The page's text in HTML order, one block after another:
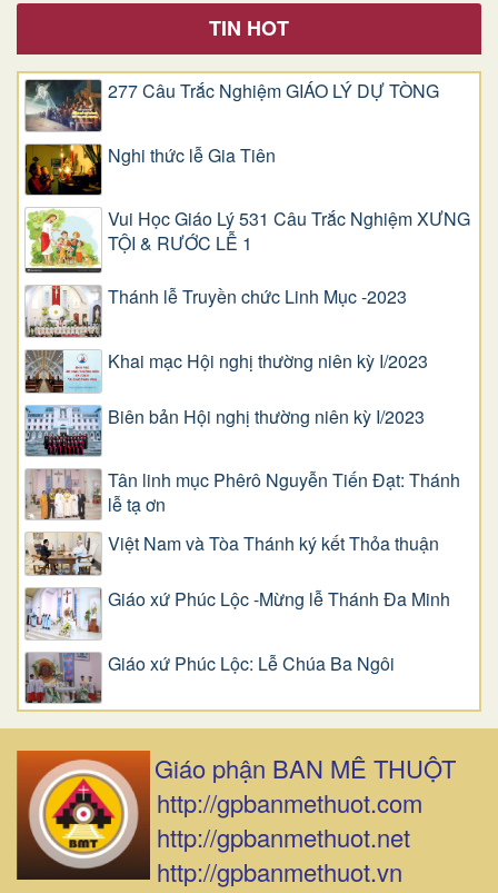
TIN HOT
277 Câu Trắc Nghiệm GIÁO LÝ DỰ TÒNG
Nghi thức lễ Gia Tiên
Vui Học Giáo Lý 531 Câu Trắc Nghiệm XƯNG
TỘI & RƯỚC LỄ 1
Thánh lễ Truyền chức Linh Mục -2023
Khai mạc Hội nghị thường niên kỳ I/2023
Biên bản Hội nghị thường niên kỳ I/2023
Tân linh mục Phêrô Nguyễn Tiến Đạt: Thánh
lễ tạ ơn
Việt Nam và Tòa Thánh ký kết Thỏa thuận
Giáo xứ Phúc Lộc -Mừng lễ Thánh Đa Minh
Giáo xứ Phúc Lộc: Lễ Chúa Ba Ngôi
Giáo phận BAN MÊ THUỘT
http://gpbanmethuot.com
http://gpbanmethuot.net
http://gpbanmethuot.vn